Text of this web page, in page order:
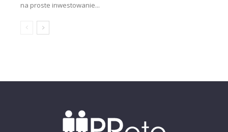
na proste inwestowanie...